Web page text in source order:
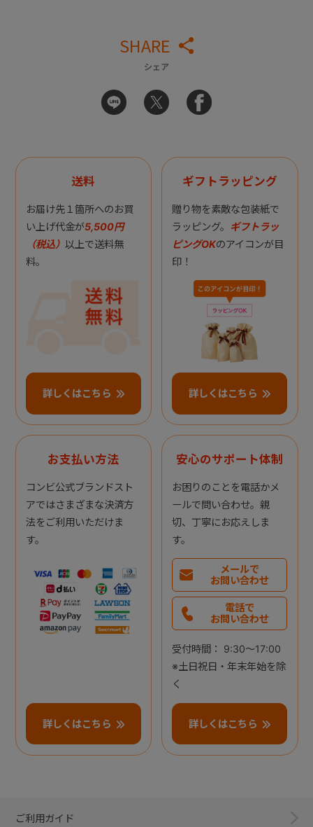
SHARE
シェア
送料
お届け先１箇所へのお買
い上げ代金が5,500円
（税込） 以上で送料無
料。
詳しくはこちら
ギフトラッピング
贈り物を素敵な包装紙で
ラッピング。 ギフトラッ
ピングOKのアイコンが目
印！
詳しくはこちら
お支払い方法
コンビ公式ブランドスト
アではさまざまな決済方
法をご利用いただけま
す。
詳しくはこちら
安心のサポート体制
お困りのことを電話かメ
ールで問い合わせ。親
切、丁寧にお応えしま
す。
メールで
お問い合わせ
電話で
お問い合わせ
受付時間： 9:30～17:00
※土日祝日・年末年始を除
く
詳しくはこちら
ご利用ガイド